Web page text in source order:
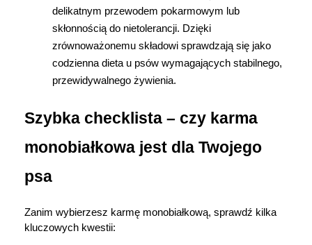
delikatnym przewodem pokarmowym lub
skłonnością do nietolerancji. Dzięki
zrównoważonemu składowi sprawdzają się jako
codzienna dieta u psów wymagających stabilnego,
przewidywalnego żywienia.
Szybka checklista – czy karma
monobiałkowa jest dla Twojego
psa
Zanim wybierzesz karmę monobiałkową, sprawdź kilka
kluczowych kwestii: